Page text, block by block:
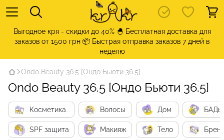
Выгодное кря - скидки до 40% 🐣 Бесплатная доставка для
заказов от 1500 грн 📦 Быстрая отправка заказов 7 дней в
неделю
Ondo Beauty 36.5 [Ондо Бьюти 36.5]
Ondo Beauty 36.5 [Ондо Бьюти 36.5]
Косметика
SPF защита
Волосы
Макияж
Дом
Тело
БАДы